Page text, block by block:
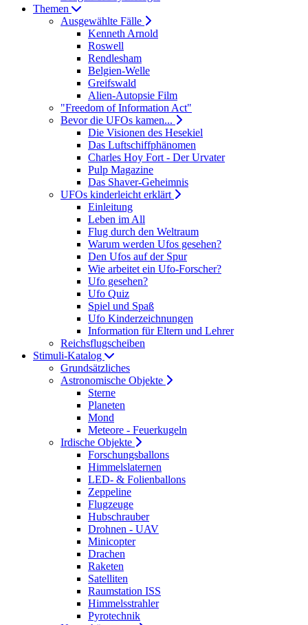
Themen
Ausgewählte Fälle
Kenneth Arnold
Roswell
Rendlesham
Belgien-Welle
Greifswald
Alien-Autopsie Film
"Freedom of Information Act"
Bevor die UFOs kamen...
Die Visionen des Hesekiel
Das Luftschiffphänomen
Charles Hoy Fort - Der Urvater
Pulp Magazine
Das Shaver-Geheimnis
UFOs kinderleicht erklärt
Einleitung
Leben im All
Flug durch den Weltraum
Warum werden Ufos gesehen?
Den Ufos auf der Spur
Wie arbeitet ein Ufo-Forscher?
Ufo gesehen?
Ufo Quiz
Spiel und Spaß
Ufo Kinderzeichnungen
Information für Eltern und Lehrer
Reichsflugscheiben
Stimuli-Katalog
Grundsätzliches
Astronomische Objekte
Sterne
Planeten
Mond
Meteore - Feuerkugeln
Irdische Objekte
Forschungsballons
Himmelslaternen
LED- & Folienballons
Zeppeline
Flugzeuge
Hubschrauber
Drohnen - UAV
Minicopter
Drachen
Raketen
Satelliten
Raumstation ISS
Himmelsstrahler
Pyrotechnik